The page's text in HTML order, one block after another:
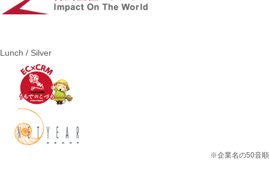
Lunch / Silver
※企業名の50音順